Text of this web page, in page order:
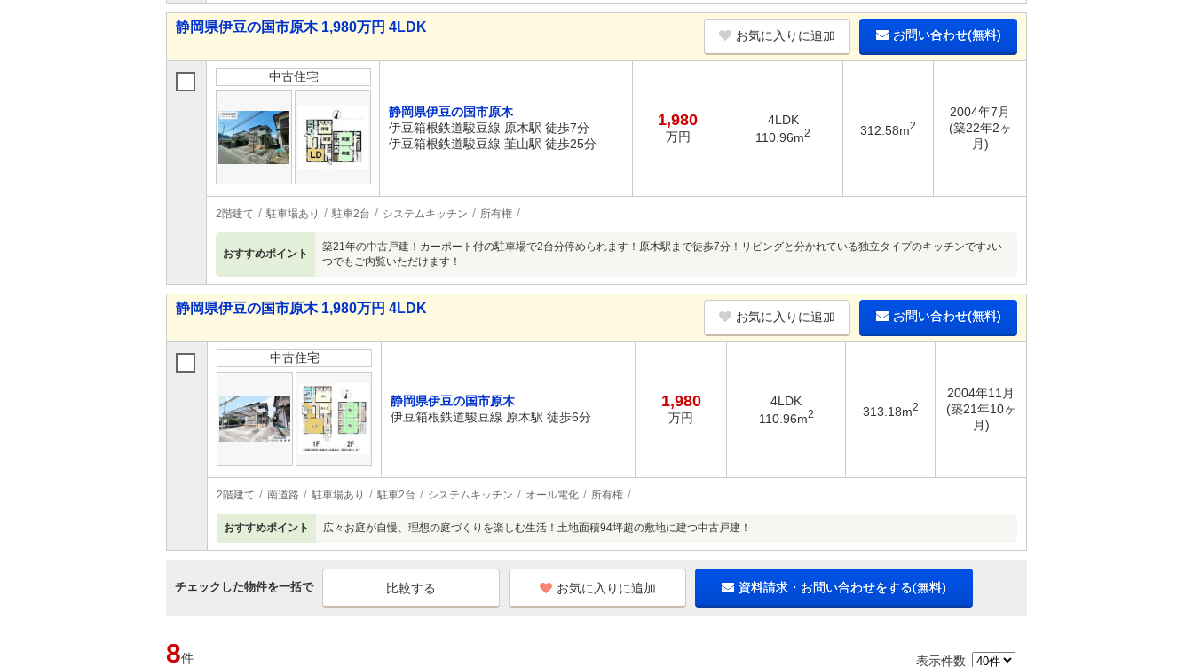
静岡県伊豆の国市原木 1,980万円 4LDK
お気に入りに追加 お問い合わせ(無料)
中古住宅
静岡県伊豆の国市原木
伊豆箱根鉄道駿豆線 原木駅 徒歩7分
伊豆箱根鉄道駿豆線 韮山駅 徒歩25分
1,980
万円
4LDK
110.96m2 312.58m2
2004年7月
(築22年2ヶ
月)
2階建て 駐車場あり 駐車2台 システムキッチン 所有権
おすすめポイント
築21年の中古戸建！カーポート付の駐車場で2台分停められます！原木駅まで徒歩7分！リビングと分かれている独立タイプのキッチンです♪い
つでもご内覧いただけます！
静岡県伊豆の国市原木 1,980万円 4LDK
お気に入りに追加 お問い合わせ(無料)
中古住宅
静岡県伊豆の国市原木
伊豆箱根鉄道駿豆線 原木駅 徒歩6分
1,980
万円
4LDK
110.96m2 313.18m2
2004年11月
(築21年10ヶ
月)
2階建て 南道路 駐車場あり 駐車2台 システムキッチン オール電化 所有権
おすすめポイント 広々お庭が自慢、理想の庭づくりを楽しむ生活！土地面積94坪超の敷地に建つ中古戸建！
チェックした物件を一括で お気に入りに追加 資料請求・お問い合わせをする(無料)
8件 表示件数